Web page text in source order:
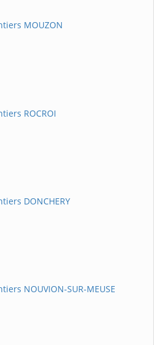
MOUZON
ROCROI
DONCHERY
NOUVION-SUR-MEUSE